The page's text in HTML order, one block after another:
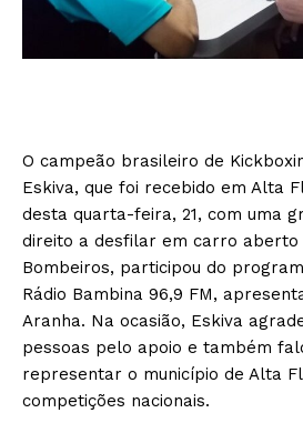
O campeão brasileiro de
Eskiva, que foi recebido em Alta
desta quarta-feira, 21, com uma
direito a desfilar em carro aberto
Bombeiros, participou do
Rádio Bambina 96,9 FM,
Aranha. Na ocasião, Eskiva
pessoas pelo apoio e também
representar o município de Alta
competições nacionais.